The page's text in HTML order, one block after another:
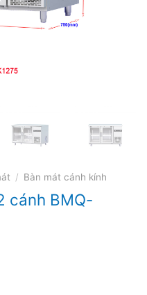
/ Bàn mát cánh kính
cánh BMQ-